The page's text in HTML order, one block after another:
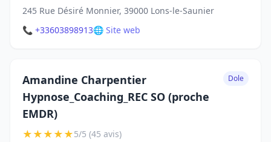
245 Rue Désiré Monnier, 39000 Lons-le-Saunier
📞 +33603898913🌐 Site web
Amandine Charpentier
Hypnose_Coaching_REC SO (proche
EMDR)
Dole
★★★★★5/5 (45 avis)